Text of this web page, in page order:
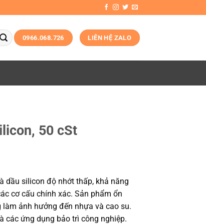
0966.068.726 LIÊN HỆ ZALO
50 cSt
dầu silicon độ nhớt thấp, khả năng
cơ cấu chính xác. Sản phẩm ổn
ảnh hưởng đến nhựa và cao su.
các ứng dụng bảo trì công nghiệp.